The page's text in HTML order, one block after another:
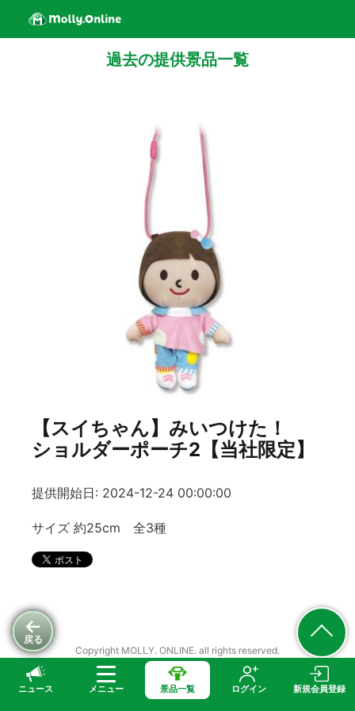
ニュース メニュー 景品一覧 ログイン 新規会員登録
戻る
過去の提供景品一覧
【スイちゃん】みいつけた！
ショルダーポーチ2【当社限定】
提供開始日: 2024-12-24 00:00:00
サイズ 約25cm 全3種
Copyright MOLLY. ONLINE. all rights reserved.